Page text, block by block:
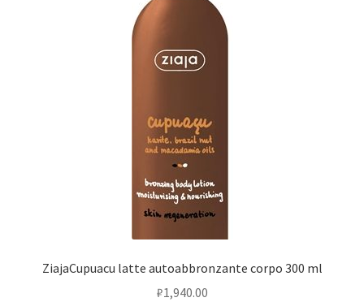
ZiajaCupuacu latte autoabbronzante corpo 300 ml
₽1,940.00